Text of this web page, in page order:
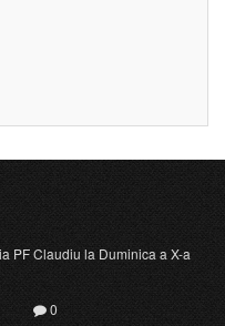
PF Claudiu la Duminica a X-a
0